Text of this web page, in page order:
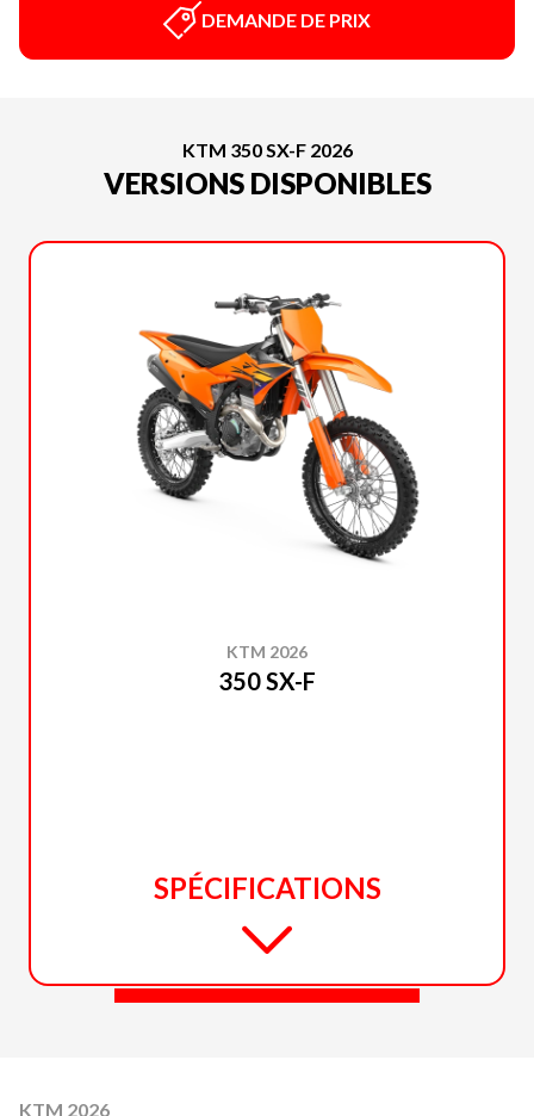
DEMANDE DE PRIX
KTM 350 SX-F 2026
VERSIONS DISPONIBLES
KTM 2026
350 SX-F
SPÉCIFICATIONS
KTM 2026